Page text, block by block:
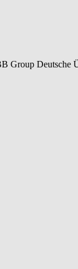
Group Deutsche